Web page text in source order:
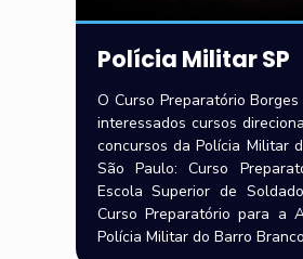
Polícia Militar SP
O Curso Preparatório
interessados cursos
concursos da Polícia Militar
São Paulo: Curso
Escola Superior de
Curso Preparatório para a
Polícia Militar do Barro